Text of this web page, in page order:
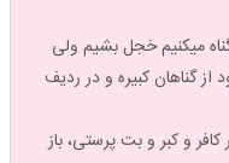
میکنیم خجل بشیم ولی
گناهان کبیره و در ردیف
و کبر و بت پرستی، باز